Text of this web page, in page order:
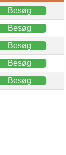
Besøg
Besøg
Besøg
Besøg
Besøg